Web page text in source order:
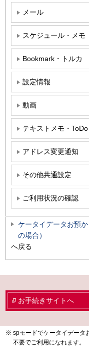
メール
スケジュール・メモ
Bookmark・トルカ
設定情報
動画
テキストメモ・
アドレス変更通知
その他共通設定
ご利用状況の確認
ケータイデータお預
の場合）
へ戻る
お手続きサイトへ
spモードでケータイデータ
不要でご利用になれます。